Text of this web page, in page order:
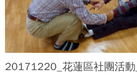
20171220_花蓮區社團活